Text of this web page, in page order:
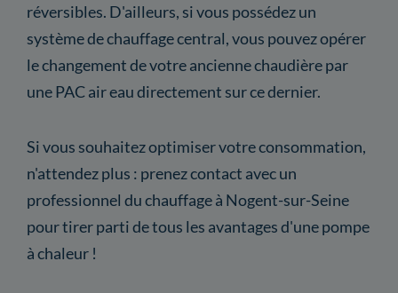
réversibles. D'ailleurs, si vous possédez un
système de chauffage central, vous pouvez opérer
le changement de votre ancienne chaudière par
une PAC air eau directement sur ce dernier.
Si vous souhaitez optimiser votre consommation,
n'attendez plus : prenez contact avec un
professionnel du chauffage à Nogent-sur-Seine
pour tirer parti de tous les avantages d'une pompe
à chaleur !